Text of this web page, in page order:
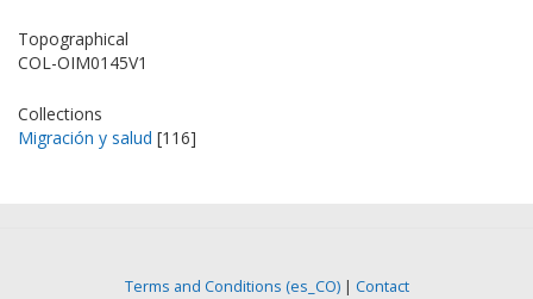
Topographical
COL-OIM0145V1
Collections
Migración y salud [116]
Terms and Conditions (es_CO)| Contact